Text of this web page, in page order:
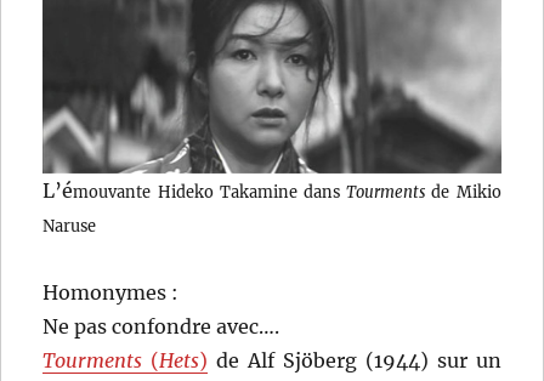
L’émouvante Hideko Takamine dansTourments de Mikio
Naruse
Homonymes :
Ne pas confondre avec….
Tourments (Hets) de Alf Sjöberg (1944) sur un